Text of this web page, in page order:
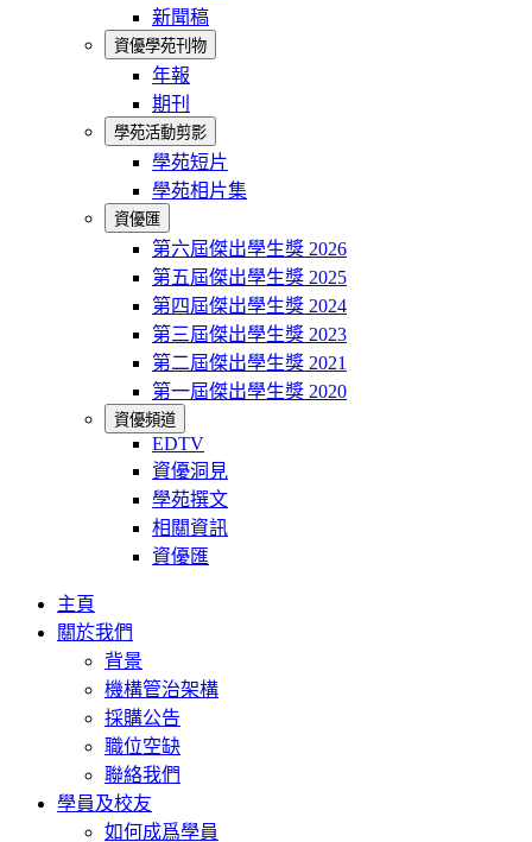
新聞稿
資優學苑刊物
年報
期刊
學苑活動剪影
學苑短片
學苑相片集
資優匯
第六屆傑出學生獎 2026
第五屆傑出學生獎 2025
第四屆傑出學生獎 2024
第三屆傑出學生獎 2023
第二屆傑出學生獎 2021
第一屆傑出學生獎 2020
資優頻道
EDTV
資優洞見
學苑撰文
相關資訊
資優匯
主頁
關於我們
背景
機構管治架構
採購公告
職位空缺
聯絡我們
學員及校友
如何成爲學員